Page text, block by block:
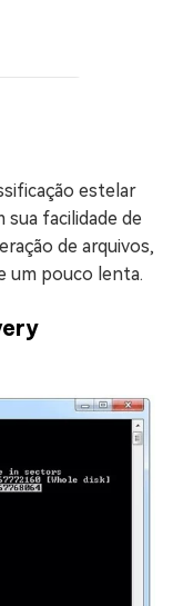
estelar
sua facilidade de
de arquivos,
um pouco lenta.